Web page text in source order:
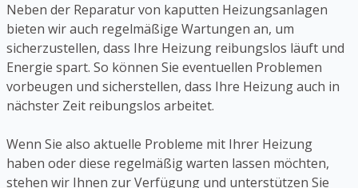
Neben der Reparatur von kaputten Heizungsanlagen
bieten wir auch regelmäßige Wartungen an, um
sicherzustellen, dass Ihre Heizung reibungslos läuft und
Energie spart. So können Sie eventuellen Problemen
vorbeugen und sicherstellen, dass Ihre Heizung auch in
nächster Zeit reibungslos arbeitet.
Wenn Sie also aktuelle Probleme mit Ihrer Heizung
haben oder diese regelmäßig warten lassen möchten,
stehen wir Ihnen zur Verfügung und unterstützen Sie